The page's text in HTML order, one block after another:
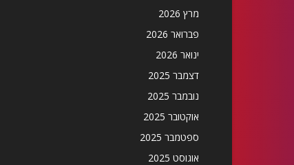
מרץ 2026
פברואר 2026
ינואר 2026
דצמבר 2025
נובמבר 2025
אוקטובר 2025
ספטמבר 2025
אוגוסט 2025